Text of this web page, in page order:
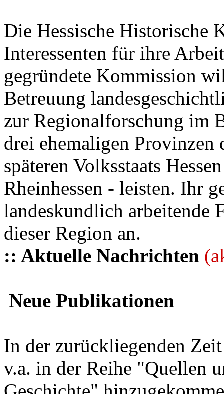
Die Hessische Historische
Interessenten für ihre
gegründete Kommission
Betreuung
zur Regionalforschung im
drei ehemaligen Provinzen
späteren Volksstaats
Rheinhessen - leisten. Ihr
landeskundlich arbeitende
dieser Region an.
:: Aktuelle Nachrichten
Neue Publikationen
In der zurückliegenden
v.a. in der Reihe "Quellen